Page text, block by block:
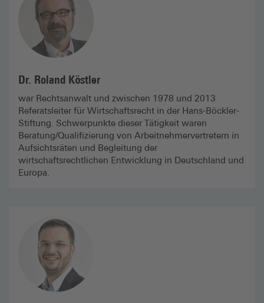
Dr. Roland Köstler
war Rechtsanwalt und zwischen 1978 und 2013
Referatsleiter für Wirtschaftsrecht in der Hans-Böckler-
Stiftung. Schwerpunkte dieser Tätigkeit waren
Beratung/Qualifizierung von Arbeitnehmervertretern in
Aufsichtsräten und Begleitung der
wirtschaftsrechtlichen Entwicklung in Deutschland und
Europa.